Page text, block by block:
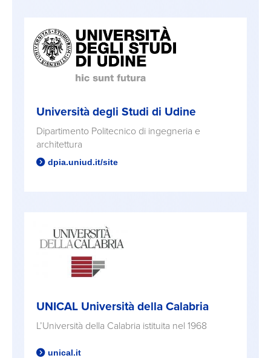
Università degli Studi di Udine
Dipartimento Politecnico di ingegneria e
architettura
dpia.uniud.it/site
UNICAL Università della Calabria
L’Università della Calabria istituita nel 1968
unical.it